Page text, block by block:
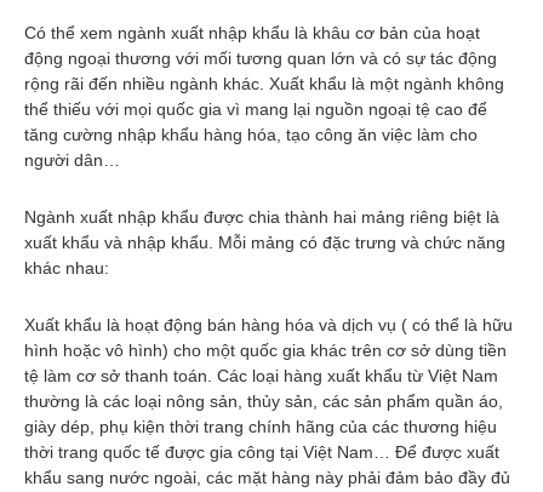
Có thể xem ngành xuất nhập khẩu là khâu cơ bản của hoạt
động ngoại thương với mối tương quan lớn và có sự tác động
rộng rãi đến nhiều ngành khác. Xuất khẩu là một ngành không
thể thiếu với mọi quốc gia vì mang lại nguồn ngoại tệ cao để
tăng cường nhập khẩu hàng hóa, tạo công ăn việc làm cho
người dân…
Ngành xuất nhập khẩu được chia thành hai mảng riêng biệt là
xuất khẩu và nhập khẩu. Mỗi mảng có đặc trưng và chức năng
khác nhau:
Xuất khẩu là hoạt động bán hàng hóa và dịch vụ ( có thể là hữu
hình hoặc vô hình) cho một quốc gia khác trên cơ sở dùng tiền
tệ làm cơ sở thanh toán. Các loại hàng xuất khẩu từ Việt Nam
thường là các loại nông sản, thủy sản, các sản phẩm quần áo,
giày dép, phụ kiện thời trang chính hãng của các thương hiệu
thời trang quốc tế được gia công tại Việt Nam… Để được xuất
khẩu sang nước ngoài, các mặt hàng này phải đảm bảo đầy đủ